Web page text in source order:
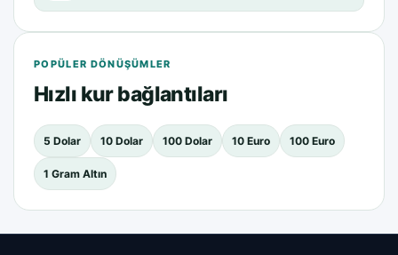
POPÜLER DÖNÜŞÜMLER
Hızlı kur bağlantıları
5 Dolar 10 Dolar 100 Dolar 10 Euro 100 Euro
1 Gram Altın